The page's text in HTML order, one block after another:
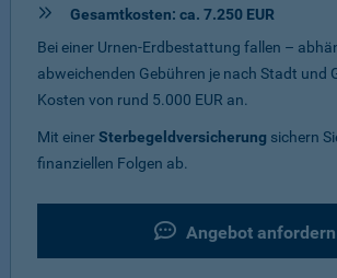
Gesamtkosten: ca. 7.250 EUR
Bei einer Urnen-Erdbestattung fallen –
abweichenden Gebühren je nach Stadt und
Kosten von rund 5.000 EUR an.
Mit einerSterbegeldversicherung sichern
finanziellen Folgen ab.
Angebot anfordern